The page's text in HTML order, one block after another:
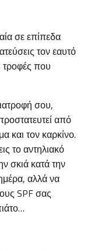
σε επίπεδα
τον εαυτό
τροφές που
σου,
από
και τον καρκίνο.
το αντηλιακό
σκιά κατά την
αλλά να
SPF σας